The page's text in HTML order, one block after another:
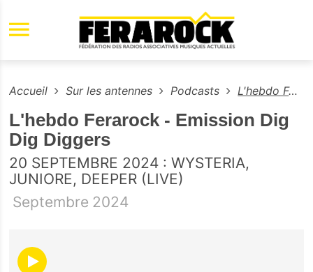
Aller au contenu principal
Accueil Sur les antennes Podcasts L'hebdo Ferarock - Emission Dig Dig Diggers
L'hebdo Ferarock - Emission Dig
Dig Diggers
20 SEPTEMBRE 2024 : WYSTERIA,
JUNIORE, DEEPER (LIVE)
Septembre 2024